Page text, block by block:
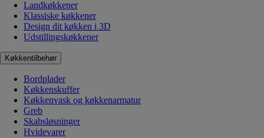
Landkøkkener
Klassiske køkkener
Design dit køkken i 3D
Udstillingskøkkener
Køkkentilbehør
Bordplader
Køkkenskuffer
Køkkenvask og køkkenarmatur
Greb
Skabsløsninger
Hvidevarer